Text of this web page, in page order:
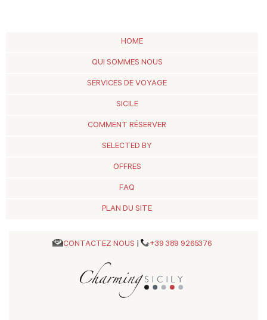
HOME
QUI SOMMES NOUS
SERVICES DE VOYAGE
SICILE
COMMENT RÉSERVER
SELECTED BY
OFFRES
FAQ
PLAN DU SITE
CONTACTEZ NOUS | +39 389 9265376